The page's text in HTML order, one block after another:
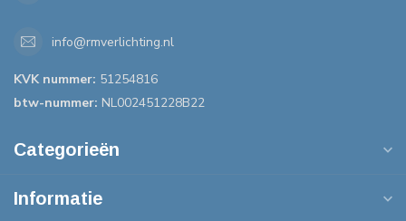
info@rmverlichting.nl
KVK nummer: 51254816
btw-nummer: NL002451228B22
Categorieën
Informatie